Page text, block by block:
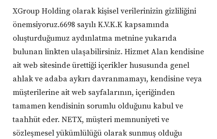
XGroup Holding olarak kişisel verilerinizin gizliliğini
önemsiyoruz.6698 sayılı K.V.K.K kapsamında
oluşturduğumuz aydınlatma metnine yukarıda
bulunan linkten ulaşabilirsiniz. Hizmet Alan kendisine
ait web sitesinde ürettiği içerikler hususunda genel
ahlak ve adaba aykırı davranmamayı, kendisine veya
müşterilerine ait web sayfalarının, içeriğinden
tamamen kendisinin sorumlu olduğunu kabul ve
taahhüt eder. NETX, müşteri memnuniyeti ve
sözleşmesel yükümlülüğü olarak sunmuş olduğu